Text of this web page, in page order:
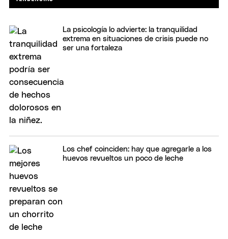
La psicología lo advierte: la tranquilidad
extrema en situaciones de crisis puede no
ser una fortaleza
Los chef coinciden: hay que agregarle a los
huevos revueltos un poco de leche